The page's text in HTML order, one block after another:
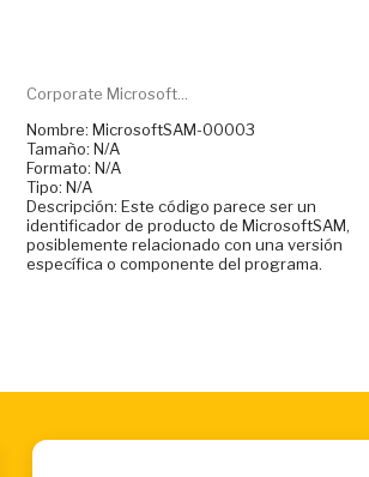
Corporate Microsoft...
Nombre: MicrosoftSAM-00003
Tamaño: N/A
Formato: N/A
Tipo: N/A
Descripción: Este código parece ser un
identificador de producto de MicrosoftSAM,
posiblemente relacionado con una versión
específica o componente del programa.